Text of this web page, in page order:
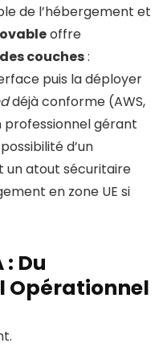
de l’hébergement et
offre
couches:
puis la déployer
déjà conforme (AWS,
professionnel gérant
d’un
un atout sécuritaire
en zone UE si
Du
Opérationnel